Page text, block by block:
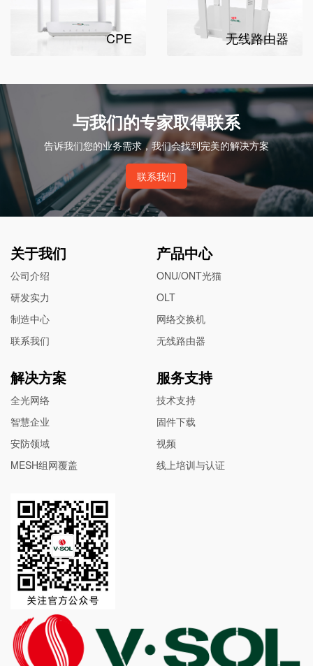
CPE 无线路由器
与我们的专家取得联系
告诉我们您的业务需求，我们会找到完美的解决方案
联系我们
关于我们
公司介绍
研发实力
制造中心
联系我们
产品中心
ONU/ONT光猫
OLT
网络交换机
无线路由器
解决方案
全光网络
智慧企业
安防领域
MESH组网覆盖
服务支持
技术支持
固件下载
视频
线上培训与认证